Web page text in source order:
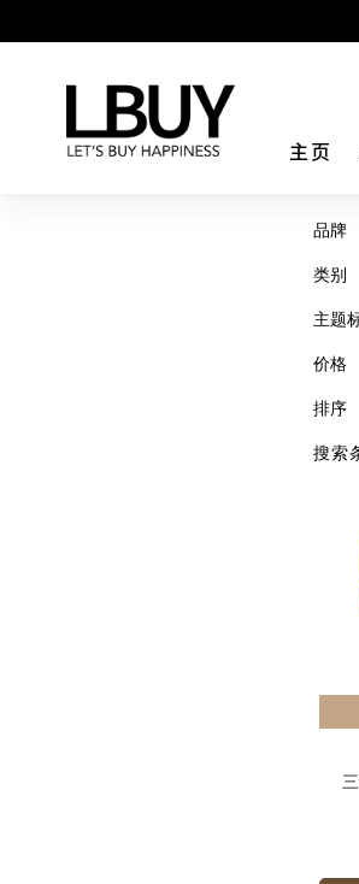
主页
品牌
类别
主题
价格
排序
搜索